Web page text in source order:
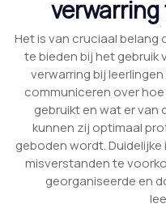
Het is van cruciaal belang
te bieden bij het gebruik
verwarring bij
communiceren over
gebruikt en wat er van
kunnen zij optimaal
geboden wordt.
misverstanden te
georganiseerde en